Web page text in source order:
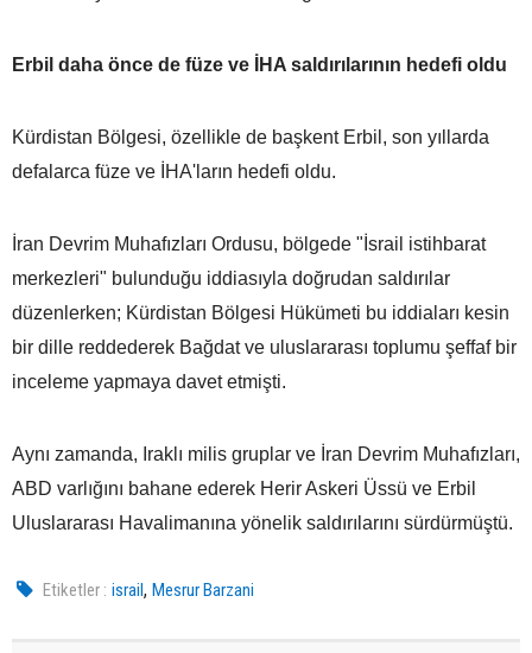
Erbil daha önce de füze ve İHA saldırılarının hedefi oldu
Kürdistan Bölgesi, özellikle de başkent Erbil, son yıllarda
defalarca füze ve İHA'ların hedefi oldu.
İran Devrim Muhafızları Ordusu, bölgede "İsrail istihbarat
merkezleri" bulunduğu iddiasıyla doğrudan saldırılar
düzenlerken; Kürdistan Bölgesi Hükümeti bu iddiaları kesin
bir dille reddederek Bağdat ve uluslararası toplumu şeffaf bir
inceleme yapmaya davet etmişti.
Aynı zamanda, Iraklı milis gruplar ve İran Devrim Muhafızları,
ABD varlığını bahane ederek Herir Askeri Üssü ve Erbil
Uluslararası Havalimanına yönelik saldırılarını sürdürmüştü.
Etiketler : israil,Mesrur Barzani